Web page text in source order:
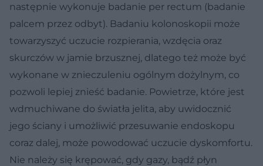
następnie wykonuje badanie per rectum (badanie
palcem przez odbyt). Badaniu kolonoskopii może
towarzyszyć uczucie rozpierania, wzdęcia oraz
skurczów w jamie brzusznej, dlatego też może być
wykonane w znieczuleniu ogólnym dożylnym, co
pozwoli lepiej znieść badanie. Powietrze, które jest
wdmuchiwane do światła jelita, aby uwidocznić
jego ściany i umożliwić przesuwanie endoskopu
coraz dalej, może powodować uczucie dyskomfortu.
Nie należy się krępować, gdy gazy, bądź płyn